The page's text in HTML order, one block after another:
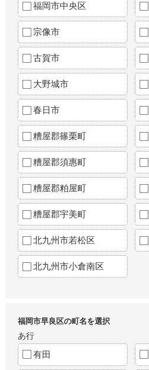
福岡市中央区
宗像市
古賀市
大野城市
春日市
糟屋郡篠栗町
糟屋郡須惠町
糟屋郡粕屋町
糟屋郡宇美町
北九州市若松区
北九州市小倉南区
福岡市早良区の町名を選択
あ行
有田